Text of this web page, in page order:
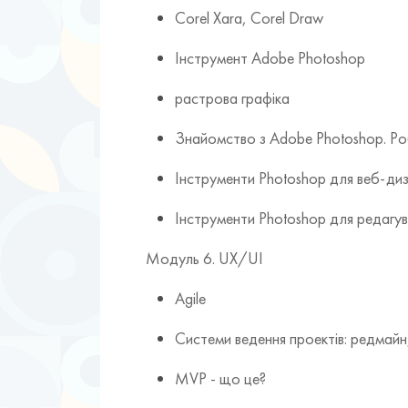
Corel Xara, Corel Draw
Інструмент Adobe Photoshop
растрова графіка
Знайомство з Adobe Photoshop.
Інструменти Photoshop для веб-
Інструменти Photoshop для
Модуль 6. UX/UI
Agile
Системи ведення проектів:
MVP - що це?